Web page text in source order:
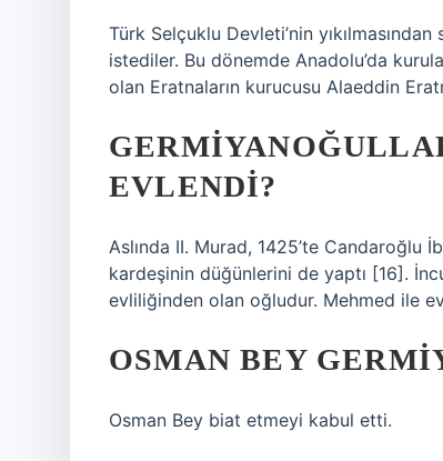
Türk Selçuklu Devleti’nin
istediler. Bu dönemde Anadolu’da
olan Eratnaların kurucusu Alaeddin
EVLENDI?
Aslında II. Murad, 1425’te Candaroğlu
kardeşinin düğünlerini de yaptı [16].
evliliğinden olan oğludur. Mehmed ile
OSMAN BEY
Osman Bey biat etmeyi kabul etti.